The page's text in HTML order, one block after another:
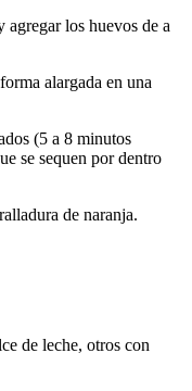
los huevos de a
alargada en una
(5 a 8 minutos
se sequen por dentro
de naranja.
de leche, otros con